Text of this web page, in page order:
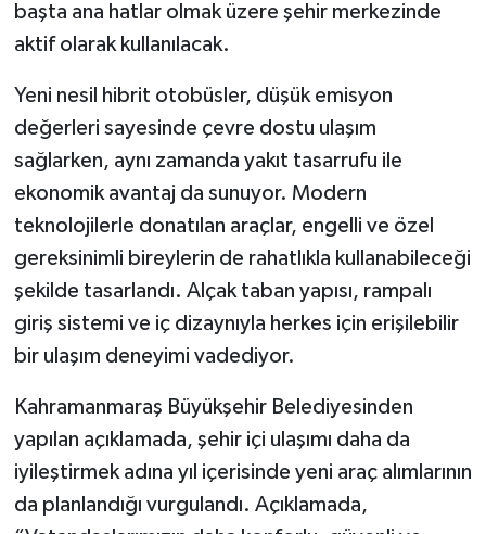
başta ana hatlar olmak üzere şehir merkezinde
aktif olarak kullanılacak.
Yeni nesil hibrit otobüsler, düşük emisyon
değerleri sayesinde çevre dostu ulaşım
sağlarken, aynı zamanda yakıt tasarrufu ile
ekonomik avantaj da sunuyor. Modern
teknolojilerle donatılan araçlar, engelli ve özel
gereksinimli bireylerin de rahatlıkla kullanabileceği
şekilde tasarlandı. Alçak taban yapısı, rampalı
giriş sistemi ve iç dizaynıyla herkes için erişilebilir
bir ulaşım deneyimi vadediyor.
Kahramanmaraş Büyükşehir Belediyesinden
yapılan açıklamada, şehir içi ulaşımı daha da
iyileştirmek adına yıl içerisinde yeni araç alımlarının
da planlandığı vurgulandı. Açıklamada,